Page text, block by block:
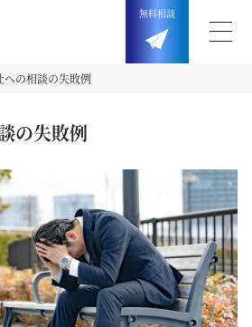
無料相談
への相談の失敗例
の失敗例